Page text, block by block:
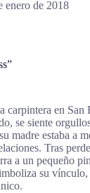
enero de 2018
carpintera en San
se siente
madre estaba a
Tras
a un pequeño
su